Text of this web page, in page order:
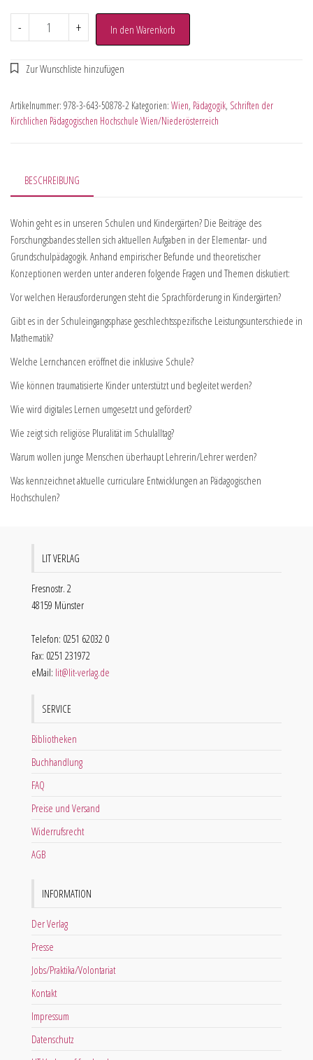
- + In den Warenkorb
Artikelnummer: 978-3-643-50878-2 Kategorien: Wien, Pädagogik, Schriften der
Kirchlichen Pädagogischen Hochschule Wien/Niederösterreich
BESCHREIBUNG
Wohin geht es in unseren Schulen und Kindergärten? Die Beiträge des
Forschungsbandes stellen sich aktuellen Aufgaben in der Elementar- und
Grundschulpädagogik. Anhand empirischer Befunde und theoretischer
Konzeptionen werden unter anderen folgende Fragen und Themen diskutiert:
Vor welchen Herausforderungen steht die Sprachförderung in Kindergärten?
Gibt es in der Schuleingangsphase geschlechtsspezifische Leistungsunterschiede in
Mathematik?
Welche Lernchancen eröffnet die inklusive Schule?
Wie können traumatisierte Kinder unterstützt und begleitet werden?
Wie wird digitales Lernen umgesetzt und gefördert?
Wie zeigt sich religiöse Pluralität im Schulalltag?
Warum wollen junge Menschen überhaupt Lehrerin/Lehrer werden?
Was kennzeichnet aktuelle curriculare Entwicklungen an Pädagogischen
Hochschulen?
LIT VERLAG
Fresnostr. 2
48159 Münster
Telefon: 0251 62032 0
Fax: 0251 231972
eMail: lit@lit-verlag.de
SERVICE
Bibliotheken
Buchhandlung
FAQ
Preise und Versand
Widerrufsrecht
AGB
INFORMATION
Der Verlag
Presse
Jobs/Praktika/Volontariat
Kontakt
Impressum
Datenschutz